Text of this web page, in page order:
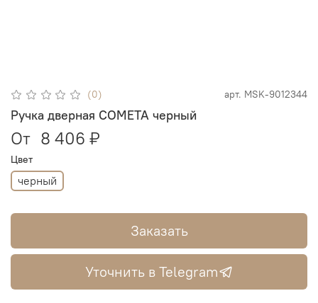
(0) арт. MSK-9012344
Ручка дверная COMETA черный
От 8 406 ₽
Цвет
черный
Заказать
Уточнить в Telegram